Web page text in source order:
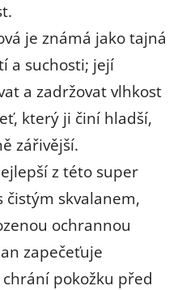
je známá jako tajná
a suchosti; její
a zadržovat vlhkost
který ji činí hladší,
zářivější.
z této super
čistým skvalanem,
ochrannou
zapečeťuje
pokožku před